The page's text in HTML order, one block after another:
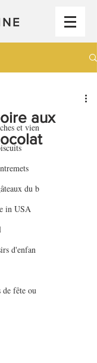
et vien
du b
in USA
d'enfan
de fête ou
aux